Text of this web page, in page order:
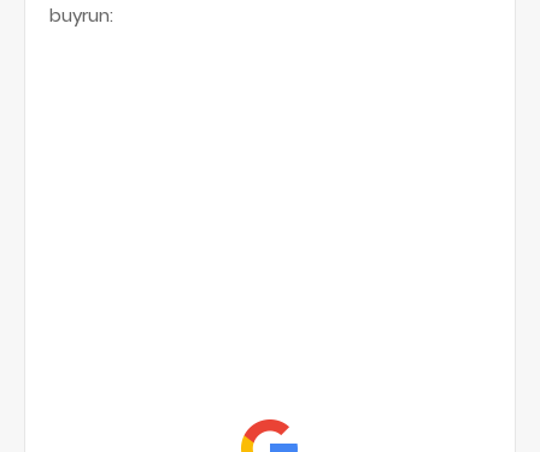
buyrun: